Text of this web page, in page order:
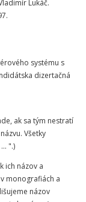
Lukáč.
systému s
dizertačná
ak sa tým nestratí
Všetky
".)
ich názov a
monografiách a
názov